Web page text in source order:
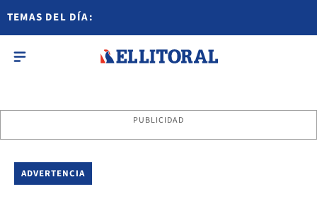
TEMAS DEL DÍA:
PUBLICIDAD
ADVERTENCIA